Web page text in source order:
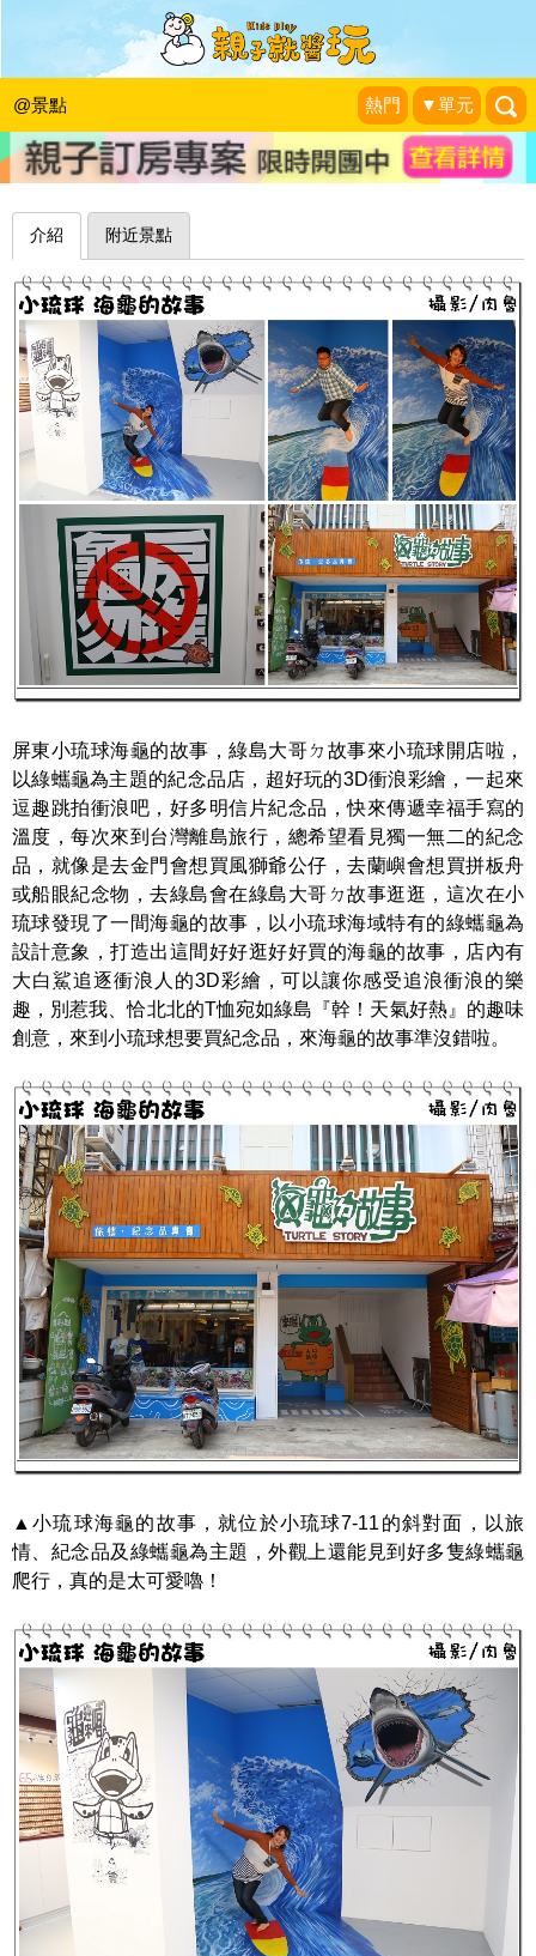
@景點 熱門 ▼單元
3D衝浪彩繪，一起來逗趣跳拍衝浪
吧！屏東小琉球海龜ㄉ故事
肉魯走遍全台灣●環遊全世界|2016-04-01
介紹 附近景點
屏東小琉球海龜的故事，綠島大哥ㄉ故事來小琉球開店啦，
以綠蠵龜為主題的紀念品店，超好玩的3D衝浪彩繪，一起來
逗趣跳拍衝浪吧，好多明信片紀念品，快來傳遞幸福手寫的
溫度，每次來到台灣離島旅行，總希望看見獨一無二的紀念
品，就像是去金門會想買風獅爺公仔，去蘭嶼會想買拼板舟
或船眼紀念物，去綠島會在綠島大哥ㄉ故事逛逛，這次在小
琉球發現了一間海龜的故事，以小琉球海域特有的綠蠵龜為
設計意象，打造出這間好好逛好好買的海龜的故事，店內有
大白鯊追逐衝浪人的3D彩繪，可以讓你感受追浪衝浪的樂
趣，別惹我、恰北北的T恤宛如綠島『幹！天氣好熱』的趣味
創意，來到小琉球想要買紀念品，來海龜的故事準沒錯啦。
▲小琉球海龜的故事，就位於小琉球7-11的斜對面，以旅
情、紀念品及綠蠵龜為主題，外觀上還能見到好多隻綠蠵龜
爬行，真的是太可愛嚕！